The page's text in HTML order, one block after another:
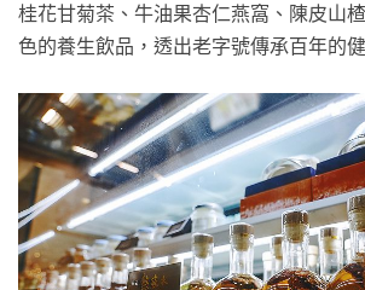
桂花甘菊茶、牛油果杏仁燕窩、陳皮山
色的養生飲品，透出老字號傳承百年的